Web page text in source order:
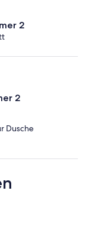
2
2
Dusche